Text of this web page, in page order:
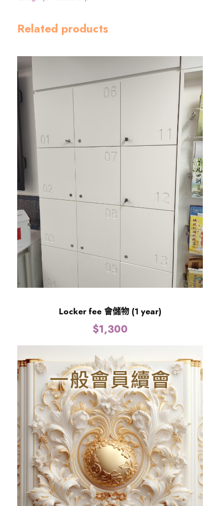
員
Related products
Locker fee 會儲物 (1 year)
$1,300